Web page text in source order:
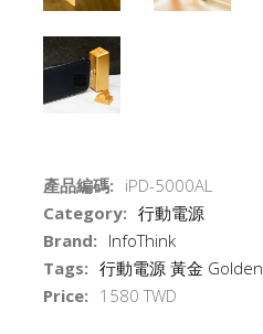
產品編碼: iPD-5000AL
Category: 行動電源
Brand: InfoThink
Tags: 行動電源 黃金 Golden
Price: 1580 TWD